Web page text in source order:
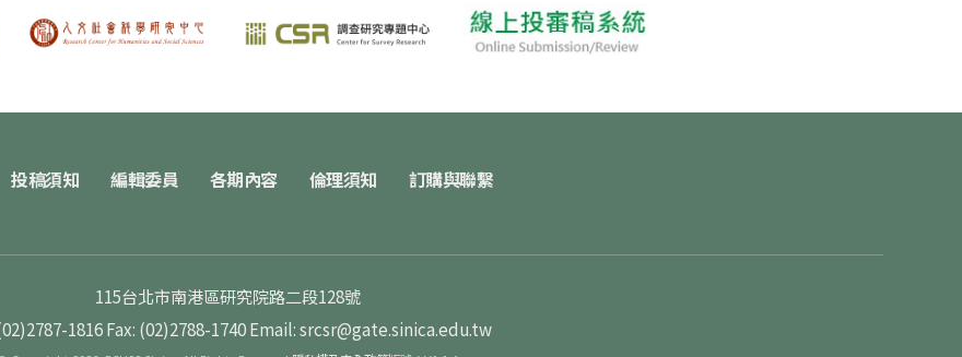
投稿須知 編輯委員 各期內容 倫理須知 訂購與聯繫
115台北市南港區研究院路二段128號
1816 Fax: (02)2788-1740 Email: srcsr@gate.sinica.edu.tw